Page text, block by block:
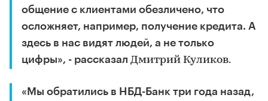
общение с клиентами обезличено, что
осложняет, например, получение кредита. А
здесь в нас видят людей, а не только
цифры», - рассказал Дмитрий Куликов.
«Мы обратились в НБД-Банк три года назад,